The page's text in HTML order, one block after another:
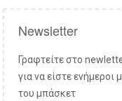
Newsletter
Γραφτείτε στο
για να είστε ενήμεροι
του μπάσκετ